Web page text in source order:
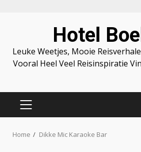
Hotel
Leuke Weetjes, Mooie
Vooral Heel Veel Reisinspiratie
PRIMARY
Home Dikke Mic Karaoke Bar